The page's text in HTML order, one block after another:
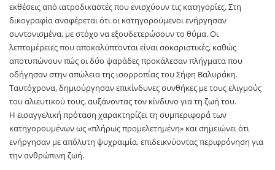
εκθέσεις από ιατροδικαστές που ενισχύουν τις κατηγορίες. Στη
δικογραφία αναφέρεται ότι οι κατηγορούμενοι ενήργησαν
συντονισμένα, με στόχο να εξουδετερώσουν το θύμα. Οι
λεπτομέρειες που αποκαλύπτονται είναι σοκαριστικές, καθώς
αποτυπώνουν πώς οι δύο ψαράδες προκάλεσαν πλήγματα που
οδήγησαν στην απώλεια της ισορροπίας του Σήφη Βαλυράκη.
Ταυτόχρονα, δημιούργησαν επικίνδυνες συνθήκες με τους ελιγμούς
του αλιευτικού τους, αυξάνοντας τον κίνδυνο για τη ζωή του.
Η εισαγγελική πρόταση χαρακτηρίζει τη συμπεριφορά των
κατηγορουμένων ως «πλήρως προμελετημένη» και σημειώνει ότι
ενήργησαν με απόλυτη ψυχραιμία, επιδεικνύοντας περιφρόνηση για
την ανθρώπινη ζωή.